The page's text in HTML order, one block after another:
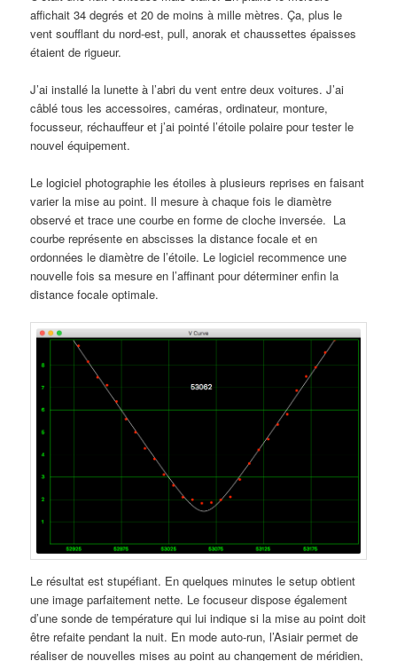
affichait 34 degrés et 20 de moins à mille mètres. Ça, plus le
vent soufflant du nord-est, pull, anorak et chaussettes épaisses
étaient de rigueur.
J’ai installé la lunette à l’abri du vent entre deux voitures. J’ai
câblé tous les accessoires, caméras, ordinateur, monture,
focusseur, réchauffeur et j’ai pointé l’étoile polaire pour tester le
nouvel équipement.
Le logiciel photographie les étoiles à plusieurs reprises en faisant
varier la mise au point. Il mesure à chaque fois le diamètre
observé et trace une courbe en forme de cloche inversée. La
courbe représente en abscisses la distance focale et en
ordonnées le diamètre de l’étoile. Le logiciel recommence une
nouvelle fois sa mesure en l’affinant pour déterminer enfin la
distance focale optimale.
Le résultat est stupéfiant. En quelques minutes le setup obtient
une image parfaitement nette. Le focuseur dispose également
d’une sonde de température qui lui indique si la mise au point doit
être refaite pendant la nuit. En mode auto-run, l’Asiair permet de
réaliser de nouvelles mises au point au changement de méridien,